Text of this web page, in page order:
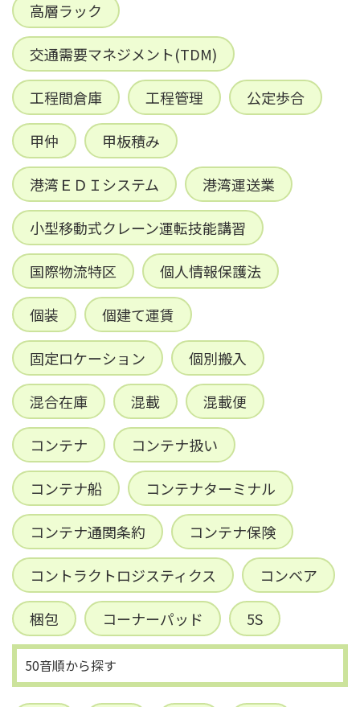
高層ラック
交通需要マネジメント(TDM)
工程間倉庫 工程管理 公定歩合
甲仲 甲板積み
港湾ＥＤＩシステム 港湾運送業
小型移動式クレーン運転技能講習
国際物流特区 個人情報保護法
個装 個建て運賃
固定ロケーション 個別搬入
混合在庫 混載 混載便
コンテナ コンテナ扱い
コンテナ船 コンテナターミナル
コンテナ通関条約 コンテナ保険
コントラクトロジスティクス コンベア
梱包 コーナーパッド 5S
50音順から探す